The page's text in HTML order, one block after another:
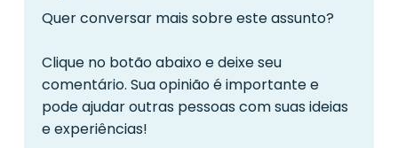
Quer conversar mais sobre este assunto?
Clique no botão abaixo e deixe seu
comentário. Sua opinião é importante e
pode ajudar outras pessoas com suas ideias
e experiências!